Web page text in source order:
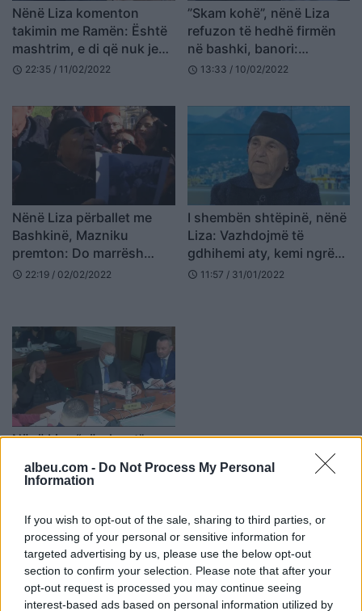
albeu.com - Do Not Process My Personal
Information
If you wish to opt-out of the sale, sharing to third parties, or
processing of your personal or sensitive information for
targeted advertising by us, please use the below opt-out
section to confirm your selection. Please note that after your
opt-out request is processed you may continue seeing
interest-based ads based on personal information utilized by
Nënë Liza komenton
takimin me Ramën: Është
mashtrim, e di që nuk jep
shtëpi (VIDEO)
schedule 22:35 / 11/02/2022
”Skam kohë”, nënë Liza
refuzon të hedhë firmën
në bashki, banori:
Protestat do 3-fishohen
schedule 13:33 / 10/02/2022
Nënë Liza përballet me
Bashkinë, Mazniku
premton: Do marrësh
shtëpi me hipotekë dhe
schedule 22:19 / 02/02/2022
I shembën shtëpinë, nënë
Liza: Vazhdojmë të
gdhihemi aty, kemi ngrënë
bukë thatë për ta ndërtuar
schedule 11:57 / 31/01/2022
Nënë Liza “përplaset” me
Ligjeve: S’trembem prej
të fundit
Diallo përmend katër yjet që
Manchester United mezi i pret:
Na duhen tani